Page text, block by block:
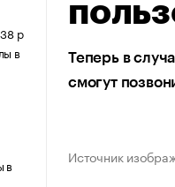
р
в
в
Теперь в
смогут
Источник